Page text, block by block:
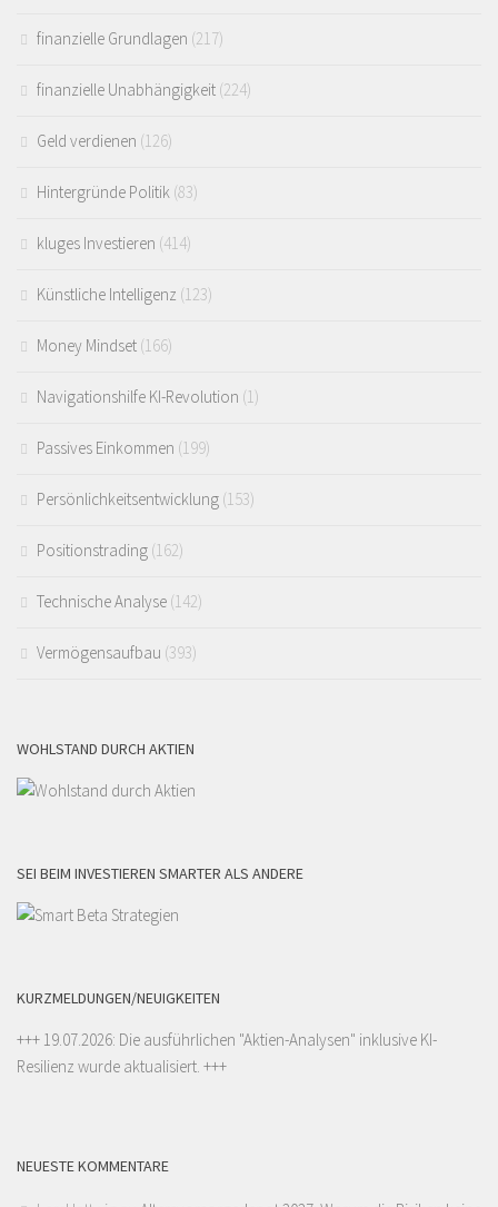
finanzielle Grundlagen (217)
finanzielle Unabhängigkeit (224)
Geld verdienen (126)
Hintergründe Politik (83)
kluges Investieren (414)
Künstliche Intelligenz (123)
Money Mindset (166)
Navigationshilfe KI-Revolution (1)
Passives Einkommen (199)
Persönlichkeitsentwicklung (153)
Positionstrading (162)
Technische Analyse (142)
Vermögensaufbau (393)
WOHLSTAND DURCH AKTIEN
SEI BEIM INVESTIEREN SMARTER ALS ANDERE
KURZMELDUNGEN/NEUIGKEITEN
+++ 19.07.2026: Die ausführlichen "Aktien-Analysen" inklusive KI-
Resilienz wurde aktualisiert. +++
NEUESTE KOMMENTARE